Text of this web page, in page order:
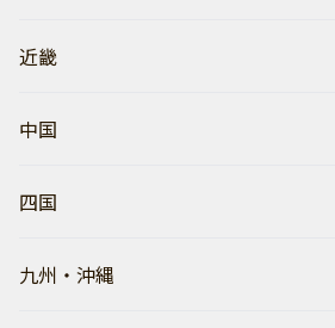
近畿
中国
四国
九州・沖縄